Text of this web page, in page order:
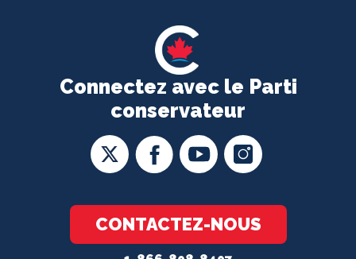
Connectez avec le Parti
conservateur
CONTACTEZ-NOUS